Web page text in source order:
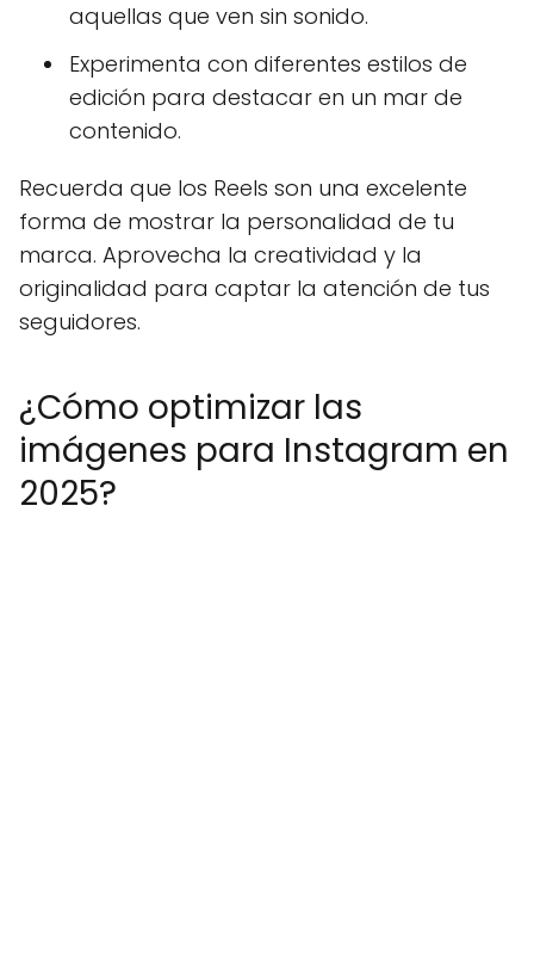
aquellas que ven sin sonido.
Experimenta con diferentes estilos de
edición para destacar en un mar de
contenido.
Recuerda que los Reels son una excelente
forma de mostrar la personalidad de tu
marca. Aprovecha la creatividad y la
originalidad para captar la atención de tus
seguidores.
¿Cómo optimizar las
imágenes para Instagram en
2025?